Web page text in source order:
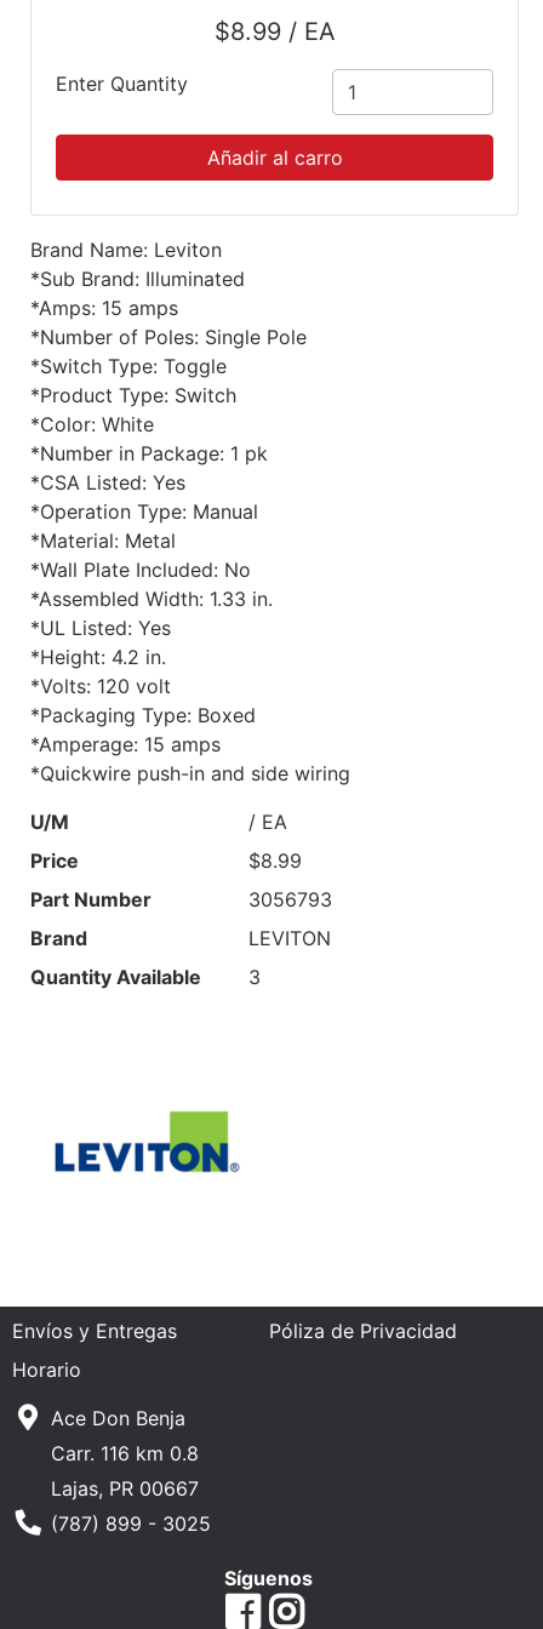
$8.99 / EA
Enter Quantity
Añadir al carro
Brand Name: Leviton
*Sub Brand: Illuminated
*Amps: 15 amps
*Number of Poles: Single Pole
*Switch Type: Toggle
*Product Type: Switch
*Color: White
*Number in Package: 1 pk
*CSA Listed: Yes
*Operation Type: Manual
*Material: Metal
*Wall Plate Included: No
*Assembled Width: 1.33 in.
*UL Listed: Yes
*Height: 4.2 in.
*Volts: 120 volt
*Packaging Type: Boxed
*Amperage: 15 amps
*Quickwire push-in and side wiring
U/M
/ EA
Price
$8.99
Part Number
3056793
Brand
LEVITON
Quantity Available
3
Envíos y Entregas
Póliza de Privacidad
Horario
Ace Don Benja
Carr. 116 km 0.8
Lajas, PR 00667
Phone Number
(787) 899 - 3025
Síguenos